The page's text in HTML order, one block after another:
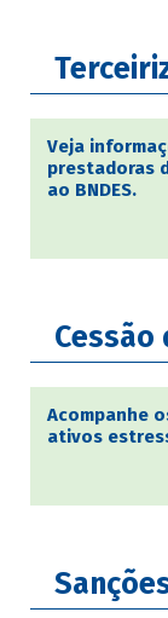
Veja
prestadoras
ao BNDES.
Cessão
Acompanhe
ativos